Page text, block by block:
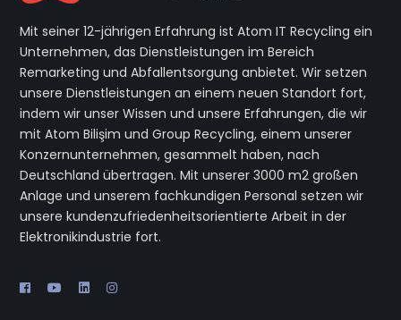
Mit seiner 12-jährigen Erfahrung ist Atom IT Recycling ein
Unternehmen, das Dienstleistungen im Bereich
Remarketing und Abfallentsorgung anbietet. Wir setzen
unsere Dienstleistungen an einem neuen Standort fort,
indem wir unser Wissen und unsere Erfahrungen, die wir
mit Atom Bilişim und Group Recycling, einem unserer
Konzernunternehmen, gesammelt haben, nach
Deutschland übertragen. Mit unserer 3000 m2 großen
Anlage und unserem fachkundigen Personal setzen wir
unsere kundenzufriedenheitsorientierte Arbeit in der
Elektronikindustrie fort.